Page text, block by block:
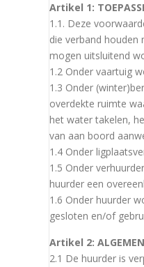
Artikel 1:
1.1. Deze
die verband houden
mogen uitsluitend
1.2 Onder vaartuig
1.3 Onder
overdekte ruimte
het water takelen,
van aan boord
1.4 Onder
1.5 Onder
huurder een
1.6 Onder huurder
gesloten en/of
Artikel 2:
2.1 De huurder is